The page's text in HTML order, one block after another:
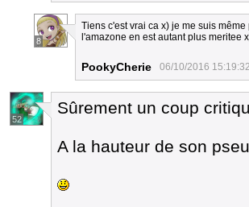
8
Tiens c'est vrai ca x) je me suis
l'amazone en est autant plus meritee
PookyCherie 06/10/2016 15:19:32
52
Sûrement un coup
A la hauteur de son